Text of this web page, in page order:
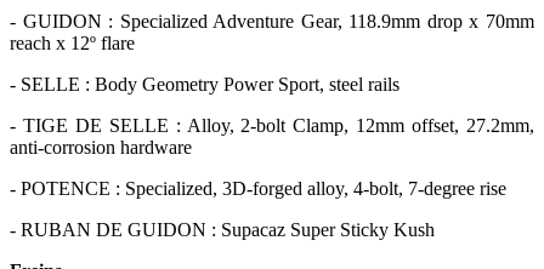
- GUIDON : Specialized Adventure Gear, 118.9mm drop x 70mm
reach x 12º flare
- SELLE : Body Geometry Power Sport, steel rails
- TIGE DE SELLE : Alloy, 2-bolt Clamp, 12mm offset, 27.2mm,
anti-corrosion hardware
- POTENCE : Specialized, 3D-forged alloy, 4-bolt, 7-degree rise
- RUBAN DE GUIDON : Supacaz Super Sticky Kush